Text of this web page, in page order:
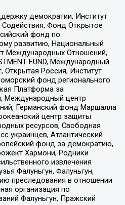
демократии, Институт
Фонд Открытое
фонд по
развитию, Национальный
Международных Отношений,
FUND, Международный
Открытая Россия, Институт
фонд регионального
Платформа за
Международный центр
Германский фонд Маршалла
центр защиты
ресурсов, Свободная
украинцев, Атлантический
фонд за демократию,
Хармони, Родники
извлечения
Фалуньгун, Фалуньгун,
преследования в отношении
организация по
Фалуньгун, Пражский